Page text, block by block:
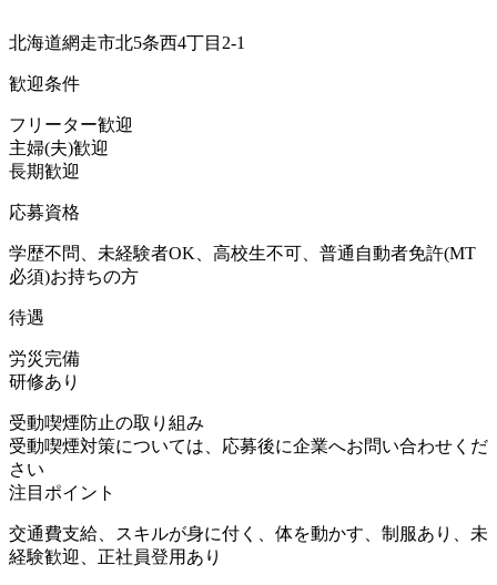
北海道網走市北5条西4丁目2-1
歓迎条件
フリーター歓迎
主婦(夫)歓迎
長期歓迎
応募資格
学歴不問、未経験者OK、高校生不可、普通自動者免許(MT
必須)お持ちの方
待遇
労災完備
研修あり
受動喫煙防止の取り組み
受動喫煙対策については、応募後に企業へお問い合わせくだ
さい
注目ポイント
交通費支給、スキルが身に付く、体を動かす、制服あり、未
経験歓迎、正社員登用あり